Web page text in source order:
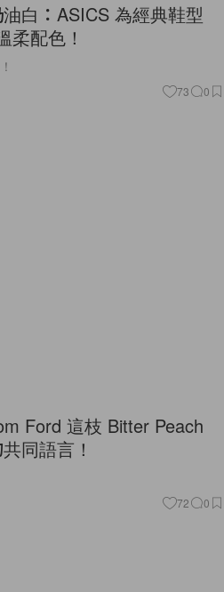
白：ASICS 為經典鞋型
柔配色！
73 0
Ford 這枝 Bitter Peach
同語言！
72 0